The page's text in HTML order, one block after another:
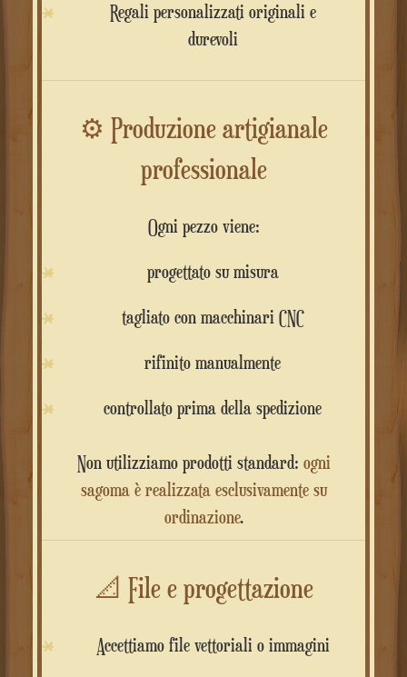
Regali personalizzati originali e
durevoli
⚙️ Produzione artigianale
professionale
Ogni pezzo viene:
progettato su misura
tagliato con macchinari CNC
rifinito manualmente
controllato prima della spedizione
Non utilizziamo prodotti standard: ogni
sagoma è realizzata esclusivamente su
ordinazione.
📐 File e progettazione
Accettiamo file vettoriali o immagini